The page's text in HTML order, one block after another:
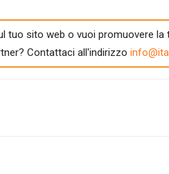
tuo sito web o vuoi promuovere la
Contattaci all'indirizzo